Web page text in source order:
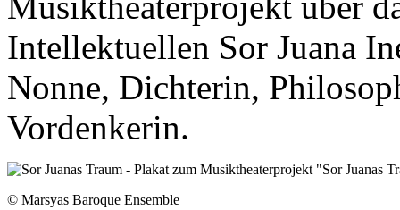
Intellektuellen Sor Juana
Nonne, Dichterin,
Vordenkerin.
© Marsyas Baroque Ensemble